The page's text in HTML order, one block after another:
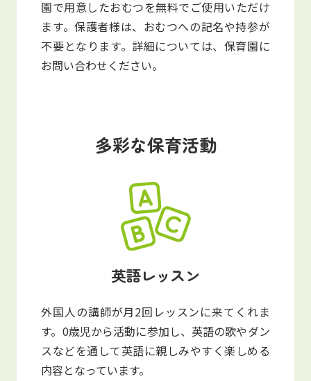
園で用意したおむつを無料でご使用いただけ
ます。保護者様は、おむつへの記名や持参が
不要となります。詳細については、保育園に
お問い合わせください。
多彩な保育活動
英語レッスン
外国人の講師が月2回レッスンに来てくれま
す。0歳児から活動に参加し、英語の歌やダン
スなどを通して英語に親しみやすく楽しめる
内容となっています。